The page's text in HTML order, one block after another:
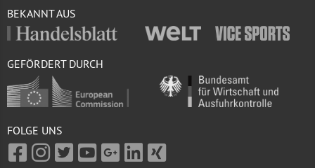
BEKANNT AUS
GEFÖRDERT DURCH
FOLGE UNS